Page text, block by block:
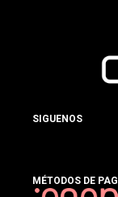
SIGUENOS
MÉTODOS DE